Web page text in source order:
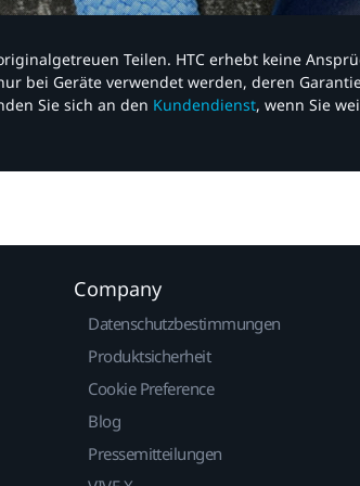
Teilen. HTC erhebt keine
bei Geräte verwendet werden, deren
Sie sich an den Kundendienst, wenn Sie
Company
Datenschutzbestimmungen
Produktsicherheit
Cookie Preference
Blog
Pressemitteilungen